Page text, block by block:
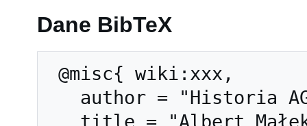
Dane BibTeX